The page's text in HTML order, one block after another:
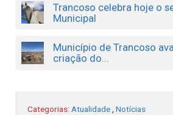
Trancoso celebra hoje o
Municipal
Município de Trancoso
criação do...
Categorias: Atualidade Notícias